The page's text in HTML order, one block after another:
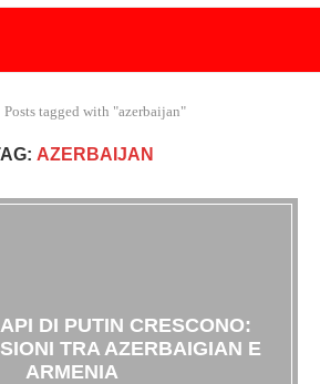
Posts tagged with "azerbaijan"
AZERBAIJAN
DI PUTIN CRESCONO:
TRA AZERBAIGIAN E
ARMENIA